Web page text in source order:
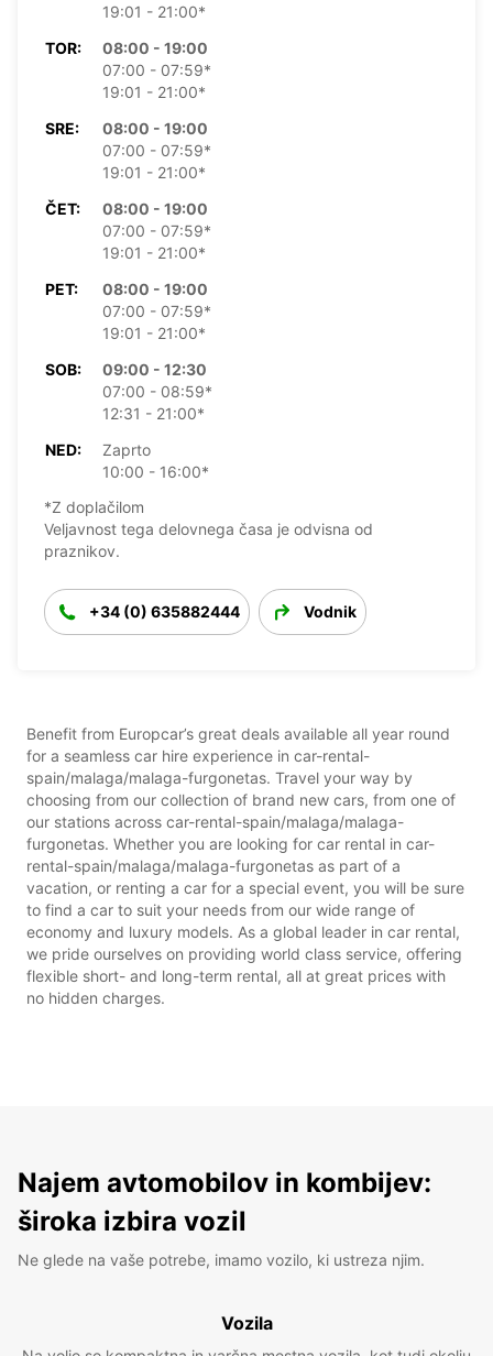
19:01 - 21:00*
TOR:
08:00 - 19:00
07:00 - 07:59*
19:01 - 21:00*
SRE:
08:00 - 19:00
07:00 - 07:59*
19:01 - 21:00*
ČET:
08:00 - 19:00
07:00 - 07:59*
19:01 - 21:00*
PET:
08:00 - 19:00
07:00 - 07:59*
19:01 - 21:00*
SOB:
09:00 - 12:30
07:00 - 08:59*
12:31 - 21:00*
NED:
Zaprto
10:00 - 16:00*
*Z doplačilom
Veljavnost tega delovnega časa je odvisna od
praznikov.
+34 (0) 635882444 Vodnik
Benefit from Europcar’s great deals available all year round
for a seamless car hire experience in car-rental-
spain/malaga/malaga-furgonetas. Travel your way by
choosing from our collection of brand new cars, from one of
our stations across car-rental-spain/malaga/malaga-
furgonetas. Whether you are looking for car rental in car-
rental-spain/malaga/malaga-furgonetas as part of a
vacation, or renting a car for a special event, you will be sure
to find a car to suit your needs from our wide range of
economy and luxury models. As a global leader in car rental,
we pride ourselves on providing world class service, offering
flexible short- and long-term rental, all at great prices with
no hidden charges.
Najem avtomobilov in kombijev:
široka izbira vozil
Ne glede na vaše potrebe, imamo vozilo, ki ustreza njim.
Vozila